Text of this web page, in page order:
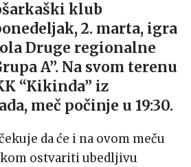
klub
2. marta, igra
Druge regionalne
A”. Na svom terenu
“Kikinda” iz
meč počinje u 19:30.
da će i na ovom meču
ostvariti ubedljivu